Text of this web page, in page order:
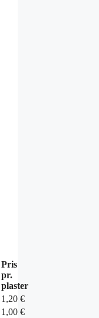
Pris
pr.
plaster
1,20 €
1,00 €